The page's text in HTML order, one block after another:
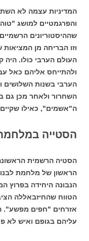
המדיניות עצמה לא
והפרגמטיים למושג
שההיסטוריונים
וזו הבריחה מן המציאות
העולם הערבי כולו. היה
ולהתייחס אליהם כאל
הערבי בשנות
השחרור ולאחר מכן גם
ה"אשמים", כאילו
הסטייה
הסטיה הרשמית
הראשון של מלחמת
הנבונה היחידה בפרוץ
הטווח שהחיזבאללה
אזרחים "חפים מפשע".
עליהם בגופם ואיש לא